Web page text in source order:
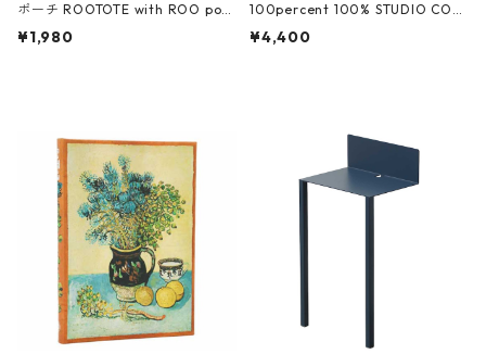
ポーチ ROOTOTE with ROO pou
ch 3532 ルートート WR.ポーチ.ラ
¥1,980
100percent 100% STUDIO COH
AKU Timeless 100パーセント ス
¥4,400